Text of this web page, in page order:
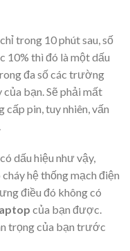
trong 10 phút sau, số
10% thì đó là một dấu
đa số các trường
bạn. Sẽ phải mất
cấp pin, tuy nhiên, vấn
dấu hiệu như vậy,
hệ thống mạch điện
điều đó không có
của bạn được.
trọng của bạn trước